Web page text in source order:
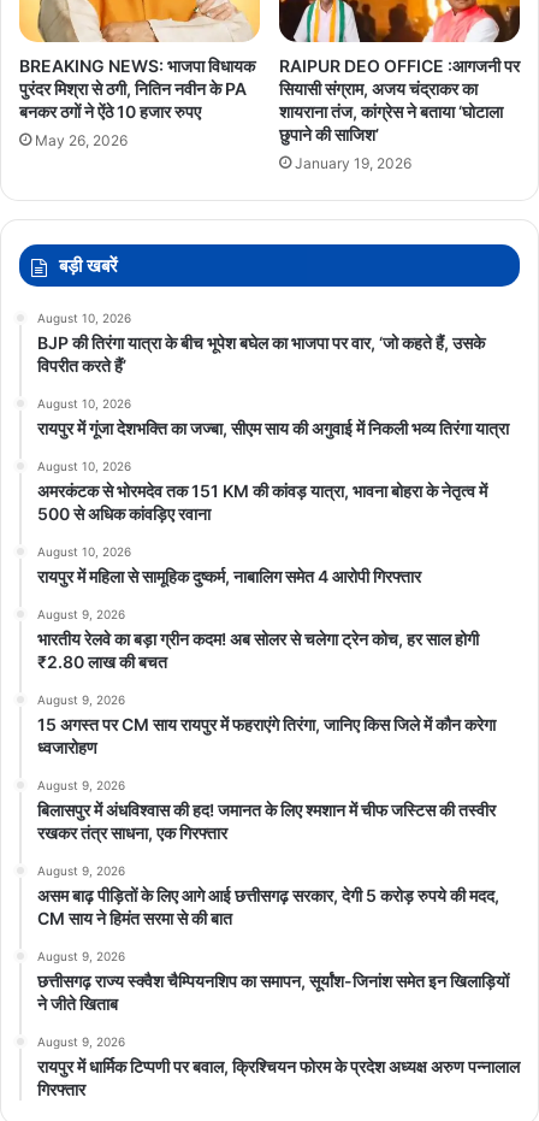
BREAKING NEWS: भाजपा विधायक
पुरंदर मिश्रा से ठगी, नितिन नवीन के PA
बनकर ठगों ने ऐंठे 10 हजार रुपए
May 26, 2026
RAIPUR DEO OFFICE :आगजनी पर
सियासी संग्राम, अजय चंद्राकर का
शायराना तंज, कांग्रेस ने बताया ‘घोटाला
छुपाने की साजिश’
January 19, 2026
बड़ी खबरें
August 10, 2026
BJP की तिरंगा यात्रा के बीच भूपेश बघेल का भाजपा पर वार, ‘जो कहते हैं, उसके
विपरीत करते हैं’
August 10, 2026
रायपुर में गूंजा देशभक्ति का जज्बा, सीएम साय की अगुवाई में निकली भव्य तिरंगा यात्रा
August 10, 2026
अमरकंटक से भोरमदेव तक 151 KM की कांवड़ यात्रा, भावना बोहरा के नेतृत्व में
500 से अधिक कांवड़िए रवाना
August 10, 2026
रायपुर में महिला से सामूहिक दुष्कर्म, नाबालिग समेत 4 आरोपी गिरफ्तार
August 9, 2026
भारतीय रेलवे का बड़ा ग्रीन कदम! अब सोलर से चलेगा ट्रेन कोच, हर साल होगी
₹2.80 लाख की बचत
August 9, 2026
15 अगस्त पर CM साय रायपुर में फहराएंगे तिरंगा, जानिए किस जिले में कौन करेगा
ध्वजारोहण
August 9, 2026
बिलासपुर में अंधविश्वास की हद! जमानत के लिए श्मशान में चीफ जस्टिस की तस्वीर
रखकर तंत्र साधना, एक गिरफ्तार
August 9, 2026
असम बाढ़ पीड़ितों के लिए आगे आई छत्तीसगढ़ सरकार, देगी 5 करोड़ रुपये की मदद,
CM साय ने हिमंत सरमा से की बात
August 9, 2026
छत्तीसगढ़ राज्य स्क्वैश चैम्पियनशिप का समापन, सूर्यांश-जिनांश समेत इन खिलाड़ियों
ने जीते खिताब
August 9, 2026
रायपुर में धार्मिक टिप्पणी पर बवाल, क्रिश्चियन फोरम के प्रदेश अध्यक्ष अरुण पन्नालाल
गिरफ्तार